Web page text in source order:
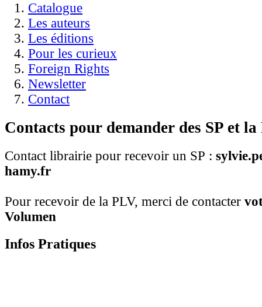
Catalogue
Les auteurs
Les éditions
Pour les curieux
Foreign Rights
Newsletter
Contact
Contacts pour demander des SP et
Contact librairie pour recevoir un SP :
hamy.fr
Pour recevoir de la PLV, merci de contacter
Volumen
Infos Pratiques